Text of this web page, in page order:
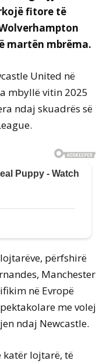
fitore të
martën mbrëma.
United në
mbyllë vitin 2025
ndaj skuadrës së
përfshirë
Manchester
në Evropë
me volej
ndaj Newcastle.
katër lojtarë, të